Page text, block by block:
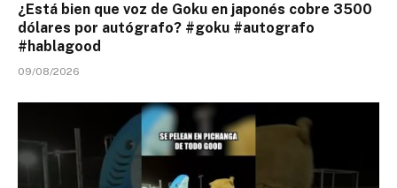
¿Está bien que voz de Goku en japonés cobre 3500
dólares por autógrafo? #goku #autografo
#hablagood
09/08/2026